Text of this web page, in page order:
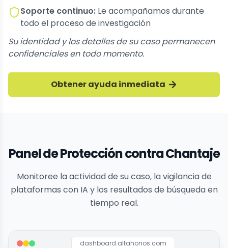
Soporte continuo: Le acompañamos durante
todo el proceso de investigación
Su identidad y los detalles de su caso permanecen
confidenciales en todo momento.
Obtener ayuda inmediata
Panel de Protección contra Chantaje
Monitoree la actividad de su caso, la vigilancia de
plataformas con IA y los resultados de búsqueda en
tiempo real.
dashboard.altahonos.com